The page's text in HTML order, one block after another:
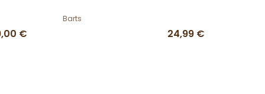
€
Barts
24,99 €